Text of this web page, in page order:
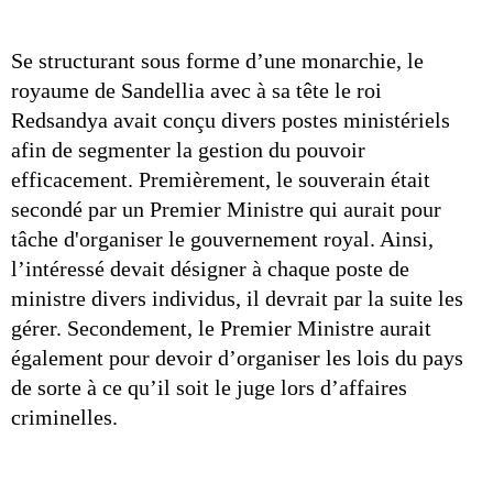
Se structurant sous forme d’une monarchie, le
royaume de Sandellia avec à sa tête le roi
Redsandya avait conçu divers postes ministériels
afin de segmenter la gestion du pouvoir
efficacement. Premièrement, le souverain était
secondé par un Premier Ministre qui aurait pour
tâche d'organiser le gouvernement royal. Ainsi,
l’intéressé devait désigner à chaque poste de
ministre divers individus, il devrait par la suite les
gérer. Secondement, le Premier Ministre aurait
également pour devoir d’organiser les lois du pays
de sorte à ce qu’il soit le juge lors d’affaires
criminelles.